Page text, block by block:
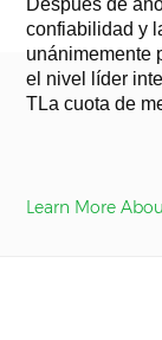
confiabilidad y
unánimemente
el nivel líder
TLa cuota de
Learn More